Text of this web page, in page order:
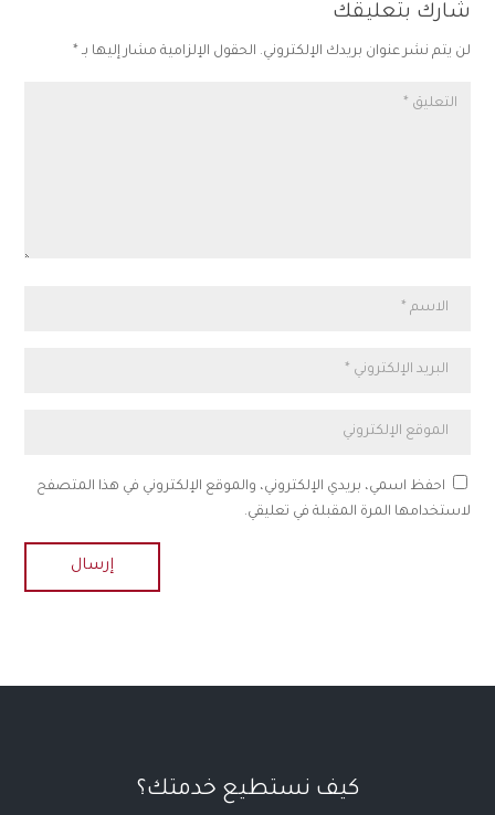
شارك بتعليقك
لن يتم نشر عنوان بريدك الإلكتروني. الحقول الإلزامية مشار إليها بـ *
احفظ اسمي، بريدي الإلكتروني، والموقع الإلكتروني في هذا المتصفح
لاستخدامها المرة المقبلة في تعليقي.
كيف نستطيع خدمتك؟